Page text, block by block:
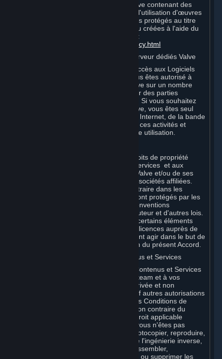
Pour consulter la politique vidéo de Valve contenant des
conditions supplémentaires relatives à l'utilisation d'œuvres
audiovisuelles incorporant des éléments protégés au titre
de la propriété intellectuelle de Valve ou créées à l'aide du
logiciel Source® Filmmaker, cliquez ici :
http://www.valvesoftware.com/videopolicy.html
E. Licence d'utilisation des Logiciels serveur dédiés Valve
Vos Souscriptions peuvent inclure un accès aux Logiciels
serveur dédiés Valve. Dans ce cas, vous êtes autorisé à
utiliser les Logiciels serveur dédiés Valve sur un nombre
illimité d'ordinateurs aux fins d'héberger des parties
multijoueurs en ligne de produits Valve. Si vous souhaitez
utiliser les Logiciels serveur dédiés Valve, vous êtes seul
responsable de la fourniture de l'accès Internet, de la bande
passante ou du matériel nécessaires à ces activités et
supportez tous les frais associés à votre utilisation.
Tous les titres, droits de propriété et droits de propriété
intellectuelle relatifs aux Contenus et Services et aux
copies de ceux-ci sont la propriété de Valve et/ou de ses
concédants ou des concédants de ses sociétés affiliées.
Tous droits réservés, sauf mention contraire dans les
présentes. Les Contenus et Services sont protégés par les
lois sur le copyright, les traités et les conventions
internationaux en matière de droits d'auteur et d'autres lois.
Les Contenus et Services contiennent certains éléments
sous licence. Les concédants desdites licences auprès de
Valve et de ses sociétés affiliées peuvent agir dans le but de
protéger leurs droits en cas de violation du présent Accord.
G. Restrictions d'utilisation des Contenus et Services
Vous n'êtes pas autorisé à utiliser les Contenus et Services
à d'autres fins que l'accès autorisé à Steam et à vos
Souscriptions, et que votre utilisation privée et non
commerciale de vos Souscriptions, sauf autres autorisations
énoncées dans le présent Accord ou les Conditions de
Souscription applicables. Sauf disposition contraire du
présent Accord, ou conformément au droit applicable
nonobstant les présentes restrictions, vous n'êtes pas
autorisé, en tout ou partie, à copier, photocopier, reproduire,
publier, distribuer, traduire, effectuer de l'ingénierie inverse,
modifier le code source, modifier, désassembler,
décompiler, créer des œuvres dérivées ou supprimer les